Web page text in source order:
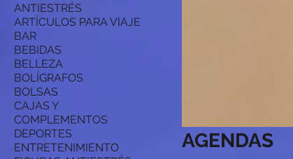
ANTIESTRÉS
ARTÍCULOS PARA VIAJE
BAR
BEBIDAS
BELLEZA
BOLÍGRAFOS
BOLSAS
CAJAS Y
COMPLEMENTOS
DEPORTES
ENTRETENIMIENTO
AGENDAS